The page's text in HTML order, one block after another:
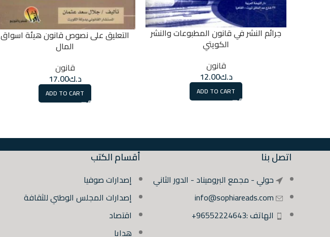
جرائم النشر في قانون المطبوعات والنشر
الكويتي
قانون
د.ك12.00
ADD TO CART
التعليق على نصوص قانون هيئة اسواق
المال
قانون
د.ك17.00
ADD TO CART
اتصل بنا
حولي - مجمع البروميناد - الدور الثاني
info@sophiareads.com
الهاتف :96552224643+
أقسام الكتب
إصدارات صوفيا
إصدارات المجلس الوطني للثقافة
اقتصاد
هدايا